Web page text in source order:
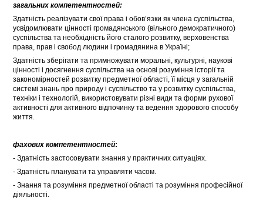
загальних компетентностей:
Здатність реалізувати свої права і обов’язки як члена суспільства,
усвідомлювати цінності громадянського (вільного демократичного)
суспільства та необхідність його сталого розвитку, верховенства
права, прав і свобод людини і громадянина в Україні;
Здатність зберігати та примножувати моральні, культурні, наукові
цінності і досягнення суспільства на основі розуміння історії та
закономірностей розвитку предметної області, її місця у загальній
системі знань про природу і суспільство та у розвитку суспільства,
техніки і технологій, використовувати різні види та форми рухової
активності для активного відпочинку та ведення здорового способу
життя.
фахових компетентностей:
- Здатність застосовувати знання у практичних ситуаціях.
- Здатність планувати та управляти часом.
- Знання та розуміння предметної області та розуміння професійної
діяльності.